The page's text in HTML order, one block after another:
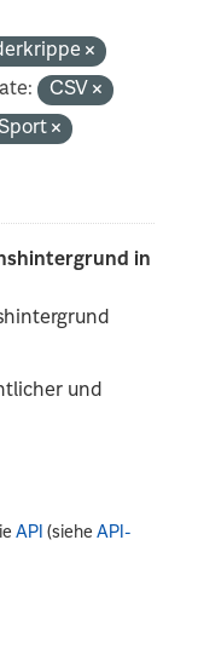
CSV
in
und
API (sieheAPI-